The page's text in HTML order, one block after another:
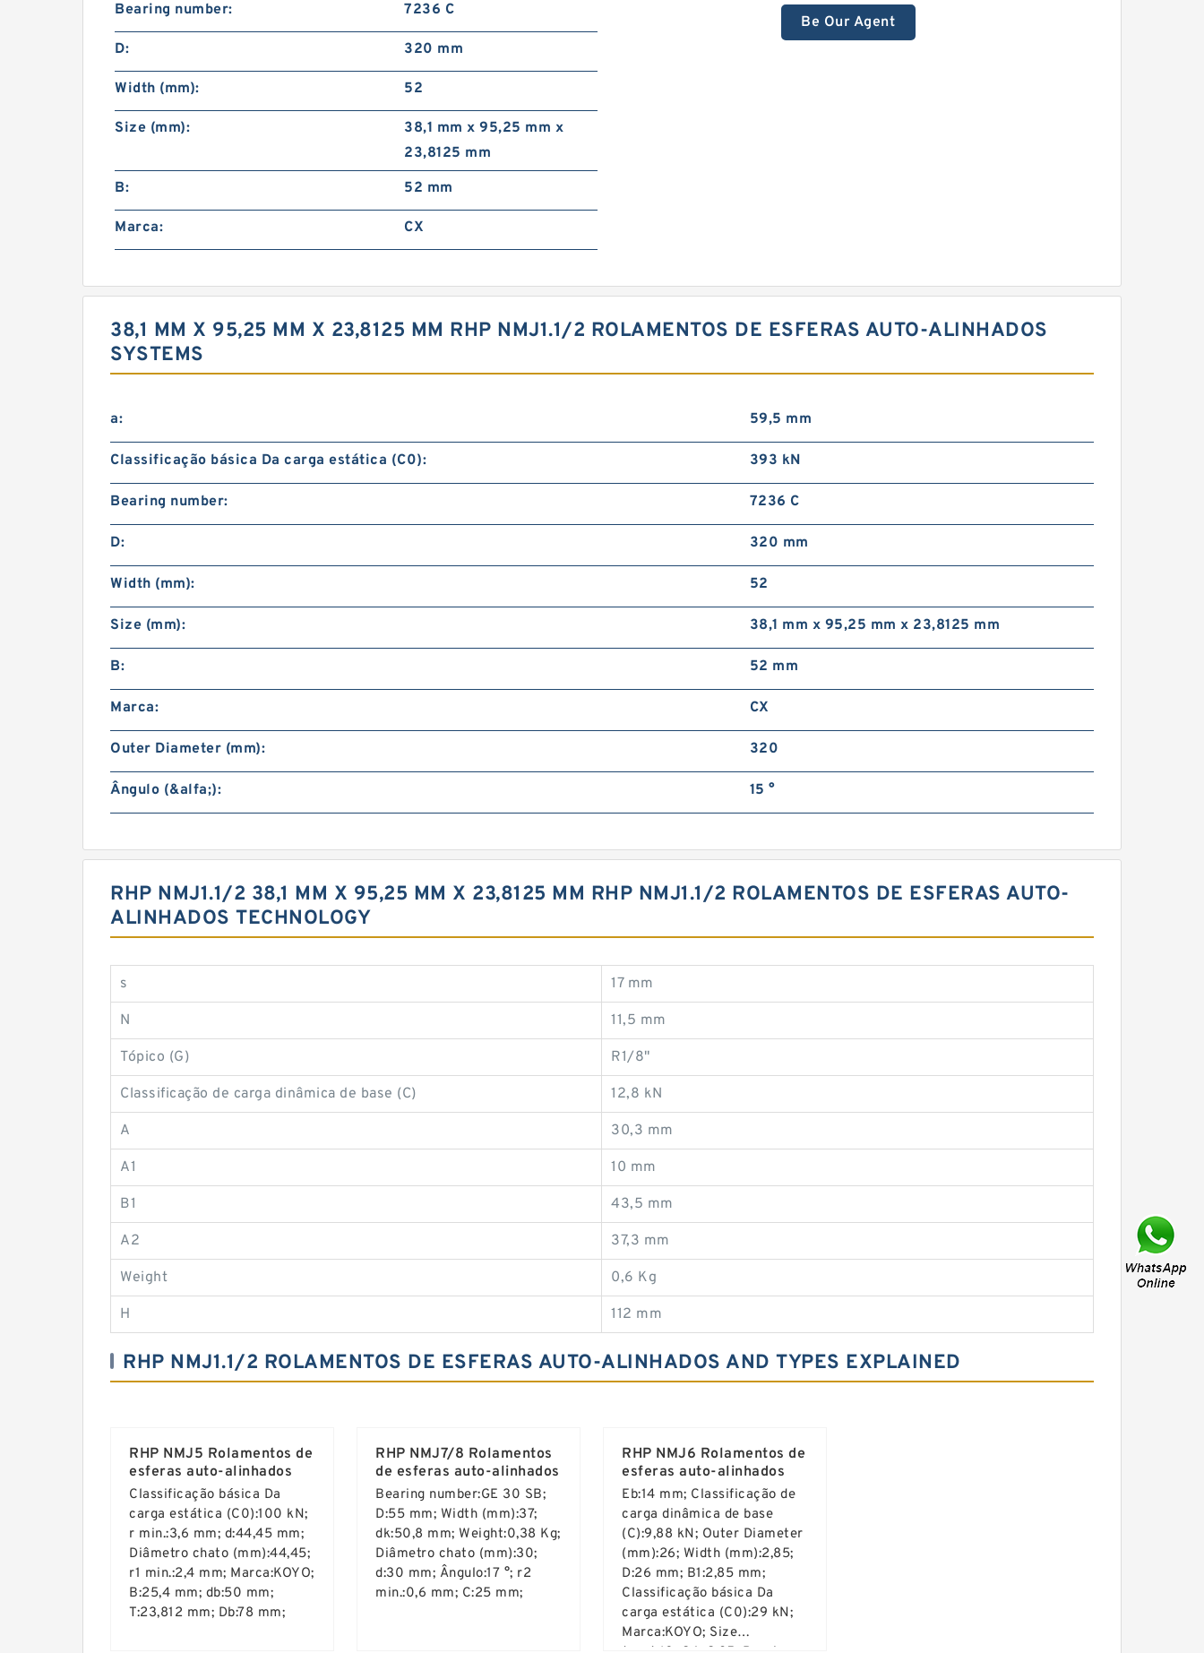
Be Our Agent
Bearing number: 7236 C
D: 320 mm
Width (mm): 52
Size (mm):
38,1 mm x 95,25 mm x
23,8125 mm
B:
52 mm
Marca: CX
38,1 MM X 95,25 MM X 23,8125 MM RHP NMJ1.1/2 ROLAMENTOS DE ESFERAS AUTO-ALINHADOS
SYSTEMS
a: 59,5 mm
Classificação básica Da carga estática (C0): 393 kN
Bearing number: 7236 C
D: 320 mm
Width (mm): 52
Size (mm): 38,1 mm x 95,25 mm x 23,8125 mm
B: 52 mm
Marca: CX
Outer Diameter (mm): 320
Ângulo (&alfa;): 15 °
RHP NMJ1.1/2 38,1 MM X 95,25 MM X 23,8125 MM RHP NMJ1.1/2 ROLAMENTOS DE ESFERAS AUTO-
ALINHADOS TECHNOLOGY
s 17 mm
N 11,5 mm
Tópico (G) R1/8"
Classificação de carga dinâmica de base (C) 12,8 kN
A 30,3 mm
A1 10 mm
B1 43,5 mm
A2 37,3 mm
Weight 0,6 Kg
H 112 mm
RHP NMJ1.1/2 ROLAMENTOS DE ESFERAS AUTO-ALINHADOS AND TYPES EXPLAINED
RHP NMJ5 Rolamentos de
esferas auto-alinhados
Classificação básica Da
carga estática (C0):100 kN;
r min.:3,6 mm; d:44,45 mm;
Diâmetro chato (mm):44,45;
r1 min.:2,4 mm; Marca:KOYO;
B:25,4 mm; db:50 mm;
T:23,812 mm; Db:78 mm;
RHP NMJ7/8 Rolamentos
de esferas auto-alinhados
Bearing number:GE 30 SB;
D:55 mm; Width (mm):37;
dk:50,8 mm; Weight:0,38 Kg;
Diâmetro chato (mm):30;
d:30 mm; Ângulo:17 °; r2
min.:0,6 mm; C:25 mm;
RHP NMJ6 Rolamentos de
esferas auto-alinhados
Eb:14 mm; Classificação de
carga dinâmica de base
(C):9,88 kN; Outer Diameter
(mm):26; Width (mm):2,85;
D:26 mm; B1:2,85 mm;
Classificação básica Da
carga estática (C0):29 kN;
Marca:KOYO; Size